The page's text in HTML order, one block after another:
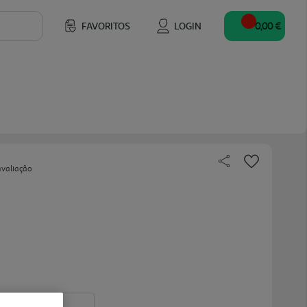
FAVORITOS LOGIN 0,00 €